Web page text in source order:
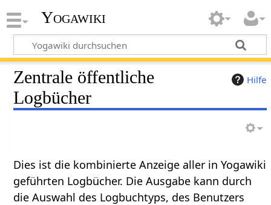
Yogawiki
Hilfe
Zentrale öffentliche
Logbücher
Dies ist die kombinierte Anzeige aller in Yogawiki
geführten Logbücher. Die Ausgabe kann durch
die Auswahl des Logbuchtyps, des Benutzers